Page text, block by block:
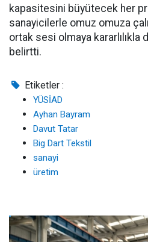
kapasitesini büyütecek her
sanayicilerle omuz omuza
ortak sesi olmaya kararlılıkla
belirtti.
Etiketler :
YÜSİAD
Ayhan Bayram
Davut Tatar
Big Dart Tekstil
sanayi
üretim